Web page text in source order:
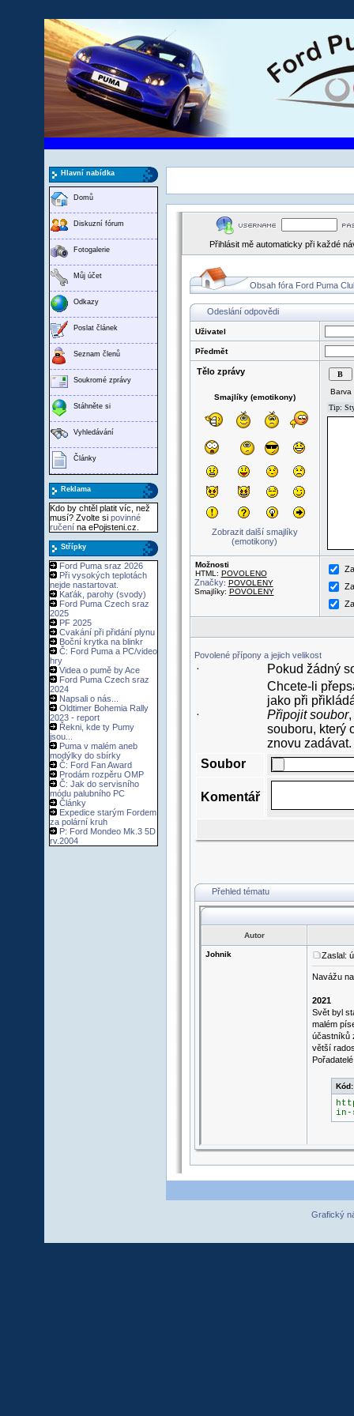
Hlavní nabídka
Domů
Diskuzní fórum
Fotogalerie
Můj účet
Odkazy
Poslat článek
Seznam členů
Soukromé zprávy
Stáhněte si
Vyhledávání
Články
Reklama
Kdo by chtěl platit víc, než
musí? Zvolte si povinné
ručenína ePojisteni.cz.
Střípky
Ford Puma sraz 2026
Při vysokých teplotách
nejde nastartovat.
Kaťák, parohy (svody)
Ford Puma Czech sraz
2025
PF 2025
Cvakání při přidání plynu
Boční krytka na blinkr
Č: Ford Puma a PC/video
hry
Videa o pumě by Ace
Ford Puma Czech sraz
2024
Napsali o nás...
Oldtimer Bohemia Rally
2023 - report
Řekni, kde ty Pumy
jsou...
Puma v malém aneb
modýlky do sbírky
Č: Ford Fan Award
Prodám rozpěru OMP
Č: Jak do servisního
módu palubního PC
Články
Expedice starým Fordem
za polární kruh
P: Ford Mondeo Mk.3 5D
rv.2004
Přihlásit mě automaticky při každé
Obsah fóra Ford Puma
Odeslání odpovědi
Uživatel
Předmět
Tělo zprávy
Smajlíky (emotikony)
Zobrazit další smajlíky
(emotikony)
Možnosti
HTML: POVOLENO
Značky: POVOLENY
Smajlíky: POVOLENY
Povolené přípony a jejich velikost
· Pokud žádný
·
Chcete-li
jako při
Připojit soubor,
souboru, který
znovu zadávat.
Soubor
Komentář
Přehled tématu
Grafický